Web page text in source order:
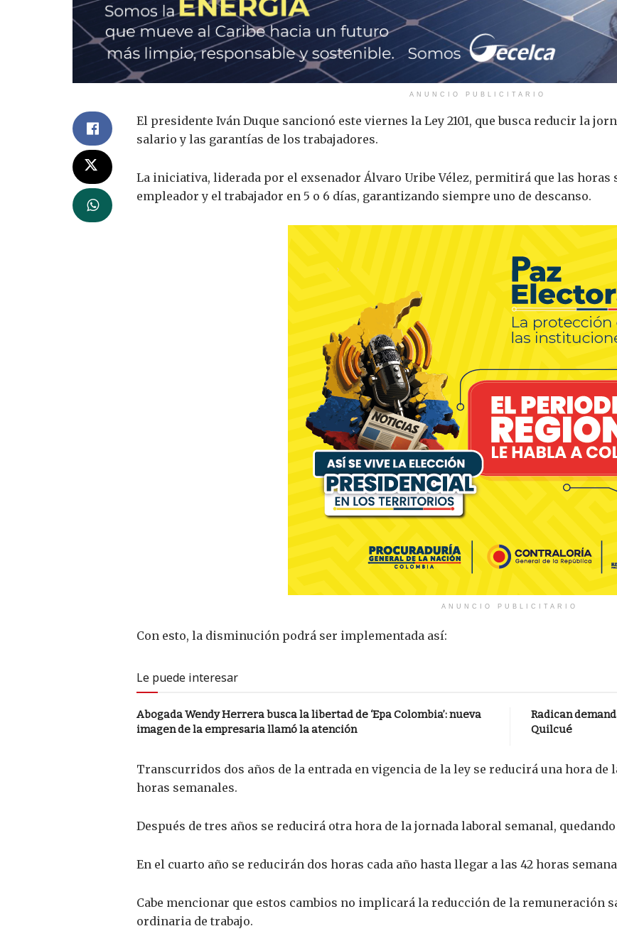
ANUNCIO PUBLICITARIO
El presidente Iván Duque sancionó este viernes la Ley 2101, que busca reducir la
salario y las garantías de los trabajadores.
La iniciativa, liderada por el exsenador Álvaro Uribe Vélez, permitirá que las
empleador y el trabajador en 5 o 6 días, garantizando siempre uno de descanso.
ANUNCIO PUBLICITARIO
Con esto, la disminución podrá ser implementada así:
Le puede interesar
Abogada Wendy Herrera busca la libertad de ‘Epa Colombia’: nueva
imagen de la empresaria llamó la atención
Radican
Quilcué
Transcurridos dos años de la entrada en vigencia de la ley se reducirá una hora de
horas semanales.
Después de tres años se reducirá otra hora de la jornada laboral semanal,
En el cuarto año se reducirán dos horas cada año hasta llegar a las 42 horas
Cabe mencionar que estos cambios no implicará la reducción de la
ordinaria de trabajo.